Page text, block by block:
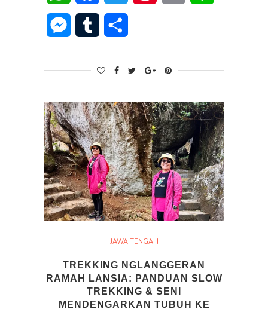
Messenger
Tumblr
JAWA TENGAH
TREKKING NGLANGGERAN
RAMAH LANSIA: PANDUAN SLOW
TREKKING & SENI
MENDENGARKAN TUBUH KE